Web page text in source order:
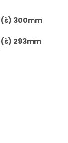
300mm
293mm